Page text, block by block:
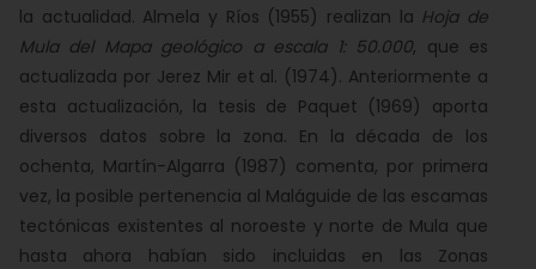
la actualidad. Almela y Ríos (1955) realizan la Hoja de
Mula del Mapa geológico a escala 1: 50.000, que es
actualizada por Jerez Mir et al. (1974). Anteriormente a
esta actualización, la tesis de Paquet (1969) aporta
diversos datos sobre la zona. En la década de los
ochenta, Martín-Algarra (1987) comenta, por primera
vez, la posible pertenencia al Maláguide de las escamas
tectónicas existentes al noroeste y norte de Mula que
hasta ahora habían sido incluidas en las Zonas